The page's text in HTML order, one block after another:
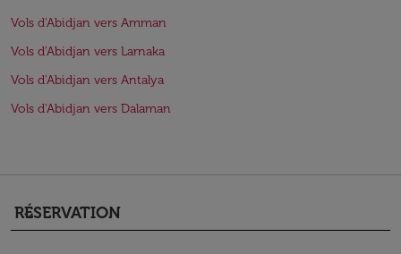
Vols d'Abidjan vers Amman
Vols d'Abidjan vers Larnaka
Vols d'Abidjan vers Antalya
Vols d'Abidjan vers Dalaman
RÉSERVATION
keyboard_arrow_down